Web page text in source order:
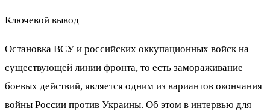
Ключевой вывод
Остановка ВСУ и российских оккупационных войск на
существующей линии фронта, то есть замораживание
боевых действий, является одним из вариантов окончания
войны России против Украины. Об этом в интервью для